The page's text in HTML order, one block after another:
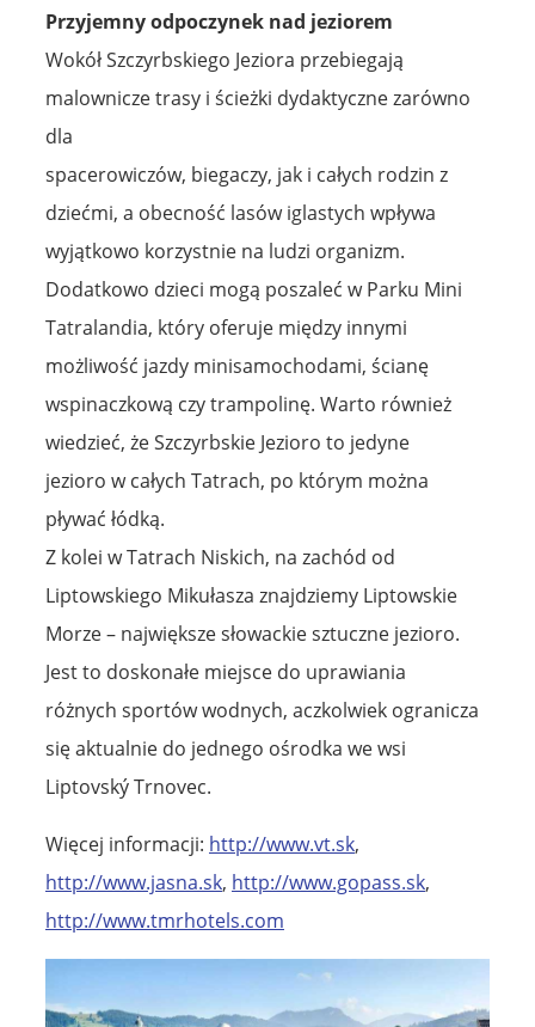
Przyjemny odpoczynek nad jeziorem
Wokół Szczyrbskiego Jeziora przebiegają
malownicze trasy i ścieżki dydaktyczne zarówno
dla
spacerowiczów, biegaczy, jak i całych rodzin z
dziećmi, a obecność lasów iglastych wpływa
wyjątkowo korzystnie na ludzi organizm.
Dodatkowo dzieci mogą poszaleć w Parku Mini
Tatralandia, który oferuje między innymi
możliwość jazdy minisamochodami, ścianę
wspinaczkową czy trampolinę. Warto również
wiedzieć, że Szczyrbskie Jezioro to jedyne
jezioro w całych Tatrach, po którym można
pływać łódką.
Z kolei w Tatrach Niskich, na zachód od
Liptowskiego Mikułasza znajdziemy Liptowskie
Morze – największe słowackie sztuczne jezioro.
Jest to doskonałe miejsce do uprawiania
różnych sportów wodnych, aczkolwiek ogranicza
się aktualnie do jednego ośrodka we wsi
Liptovský Trnovec.
Więcej informacji: http://www.vt.sk,
http://www.jasna.sk, http://www.gopass.sk,
http://www.tmrhotels.com